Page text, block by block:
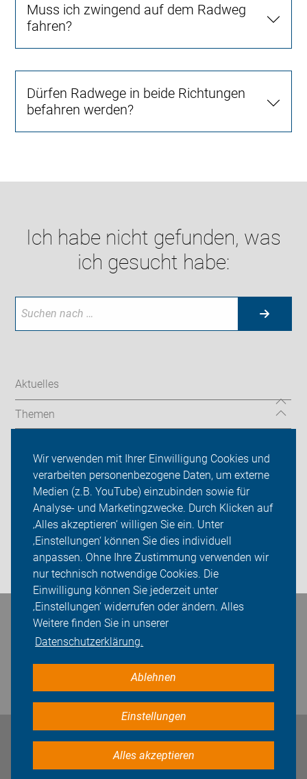
Wir verwenden mit Ihrer Einwilligung Cookies und
verarbeiten personenbezogene Daten, um externe
Medien (z.B. YouTube) einzubinden sowie für
Analyse- und Marketingzwecke. Durch Klicken auf
‚Alles akzeptieren‘ willigen Sie ein. Unter
‚Einstellungen‘ können Sie dies individuell
anpassen. Ohne Ihre Zustimmung verwenden wir
nur technisch notwendige Cookies. Die
Einwilligung können Sie jederzeit unter
‚Einstellungen‘ widerrufen oder ändern. Alles
Weitere finden Sie in unserer
Datenschutzerklärung.
Ablehnen
Einstellungen
Alles akzeptieren
Muss ich zwingend auf dem Radweg
fahren?
Dürfen Radwege in beide Richtungen
befahren werden?
Ich habe nicht gefunden, was
ich gesucht habe:
Aktuelles
Themen
Spenden
ADFC Leipzig
Sei dabei
Presse
Bleiben Sie in Kontakt
Impressum Datenschutz Cookie-Einstellungen